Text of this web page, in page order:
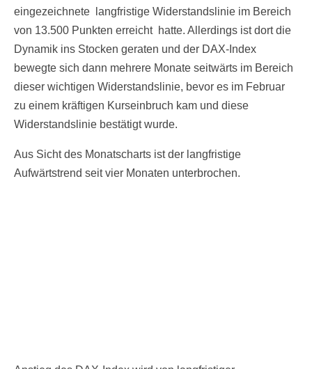
eingezeichnete langfristige Widerstandslinie im Bereich
von 13.500 Punkten erreicht hatte. Allerdings ist dort die
Dynamik ins Stocken geraten und der DAX-Index
bewegte sich dann mehrere Monate seitwärts im Bereich
dieser wichtigen Widerstandslinie, bevor es im Februar
zu einem kräftigen Kurseinbruch kam und diese
Widerstandslinie bestätigt wurde.
Aus Sicht des Monatscharts ist der langfristige
Aufwärtstrend seit vier Monaten unterbrochen.